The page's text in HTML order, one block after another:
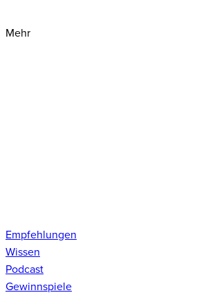
Mehr
Empfehlungen
Wissen
Podcast
Gewinnspiele